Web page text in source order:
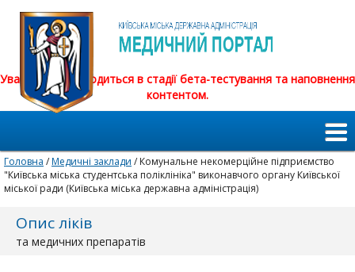
Увага! Сайт знаходиться в стадії бета-тестування та наповнення
контентом.
Головна /Медичні заклади / Комунальне некомерційне підприємство
"Київська міська студентська поліклініка" виконавчого органу Київської
міської ради (Київська міська державна адміністрація)
Опис ліків
та медичних препаратів